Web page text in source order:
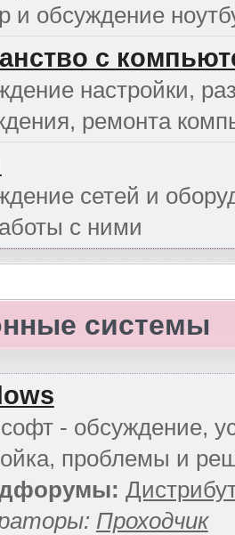
и обсуждение
с
настройки,
ремонта
сетей и
с ними
системы
- обсуждение,
проблемы и
Проходчик